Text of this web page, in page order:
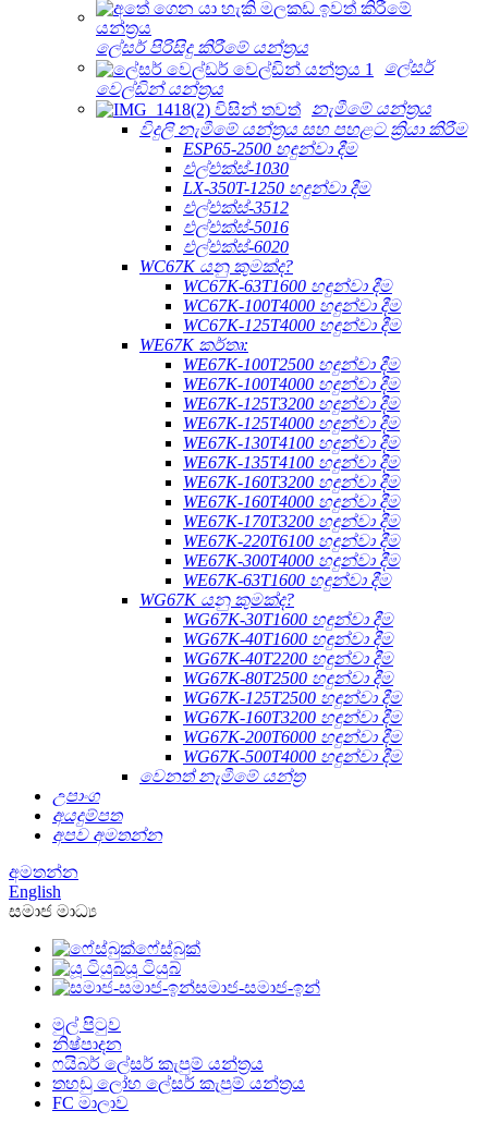
ලේසර් පිරිසිදු කිරීමේ යන්ත්‍රය
ලේසර්
වෙල්ඩින් යන්ත්‍රය
නැමීමේ යන්ත්‍රය
විදුලි නැමීමේ යන්ත්‍රය සහ පහළට ක්‍රියා කිරීම
ESP65-2500 හඳුන්වා දීම
එල්එක්ස්-1030
LX-350T-1250 හඳුන්වා දීම
එල්එක්ස්-3512
එල්එක්ස්-5016
එල්එක්ස්-6020
WC67K යනු කුමක්ද?
WC67K-63T1600 හඳුන්වා දීම
WC67K-100T4000 හඳුන්වා දීම
WC67K-125T4000 හඳුන්වා දීම
WE67K කර්තෘ:
WE67K-100T2500 හඳුන්වා දීම
WE67K-100T4000 හඳුන්වා දීම
WE67K-125T3200 හඳුන්වා දීම
WE67K-125T4000 හඳුන්වා දීම
WE67K-130T4100 හඳුන්වා දීම
WE67K-135T4100 හඳුන්වා දීම
WE67K-160T3200 හඳුන්වා දීම
WE67K-160T4000 හඳුන්වා දීම
WE67K-170T3200 හඳුන්වා දීම
WE67K-220T6100 හඳුන්වා දීම
WE67K-300T4000 හඳුන්වා දීම
WE67K-63T1600 හඳුන්වා දීම
WG67K යනු කුමක්ද?
WG67K-30T1600 හඳුන්වා දීම
WG67K-40T1600 හඳුන්වා දීම
WG67K-40T2200 හඳුන්වා දීම
WG67K-80T2500 හඳුන්වා දීම
WG67K-125T2500 හඳුන්වා දීම
WG67K-160T3200 හඳුන්වා දීම
WG67K-200T6000 හඳුන්වා දීම
WG67K-500T4000 හඳුන්වා දීම
වෙනත් නැමීමේ යන්ත්‍ර
උපාංග
අයදුම්පත
අපව අමතන්න
අමතන්න
English
සමාජ මාධ්‍ය
ෆේස්බුක්
යූ ටියුබ්
සමාජ-සමාජ-ඉන්
මුල් පිටුව
නිෂ්පාදන
ෆයිබර් ලේසර් කැපුම් යන්ත්‍රය
තහඩු ලෝහ ලේසර් කැපුම් යන්ත්‍රය
FC මාලාව